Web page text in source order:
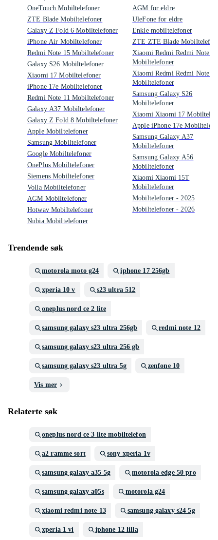
OneTouch Mobiltelefoner
ZTE Blade Mobiltelefoner
Galaxy Z Fold 6 Mobiltelefoner
iPhone Air Mobiltelefoner
Redmi Note 15 Mobiltelefoner
Galaxy S26 Mobiltelefoner
Xiaomi 17 Mobiltelefoner
iPhone 17e Mobiltelefoner
Redmi Note 11 Mobiltelefoner
Galaxy A37 Mobiltelefoner
Galaxy Z Fold 8 Mobiltelefoner
Apple Mobiltelefoner
Samsung Mobiltelefoner
Google Mobiltelefoner
OnePlus Mobiltelefoner
Siemens Mobiltelefoner
Volla Mobiltelefoner
AGM Mobiltelefoner
Hotwav Mobiltelefoner
Nubia Mobiltelefoner
AGM for eldre
UleFone for eldre
Enkle mobiltelefoner
ZTE ZTE Blade
Xiaomi Redmi Redmi Note 14
Mobiltelefoner
Xiaomi Redmi Redmi Note 15
Mobiltelefoner
Samsung Galaxy S26
Mobiltelefoner
Xiaomi Xiaomi 17
Apple iPhone 17e
Samsung Galaxy A37
Mobiltelefoner
Samsung Galaxy A56
Mobiltelefoner
Xiaomi Xiaomi 15T
Mobiltelefoner
Mobiltelefoner - 2025
Mobiltelefoner - 2026
Trendende søk
motorola moto g24 iphone 17 256gb
xperia 10 v s23 ultra 512
oneplus nord ce 2 lite
samsung galaxy s23 ultra 256gb redmi note 12
samsung galaxy s23 ultra 256 gb
samsung galaxy s23 ultra 5g zenfone 10
Vis mer
Relaterte søk
oneplus nord ce 3 lite mobiltelefon
a2 ramme sort sony xperia 1v
samsung galaxy a35 5g motorola edge 50 pro
samsung galaxy a05s motorola g24
xiaomi redmi note 13 samsung galaxy s24 5g
xperia 1 vi iphone 12 lilla